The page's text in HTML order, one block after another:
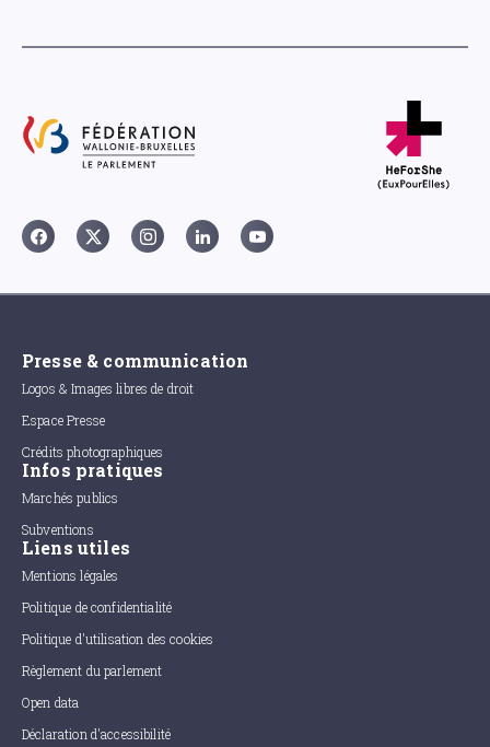
Presse & communication
Logos & Images libres de droit
Espace Presse
Crédits photographiques
Infos pratiques
Marchés publics
Subventions
Liens utiles
Mentions légales
Politique de confidentialité
Politique d'utilisation des cookies
Règlement du parlement
Open data
Déclaration d'accessibilité